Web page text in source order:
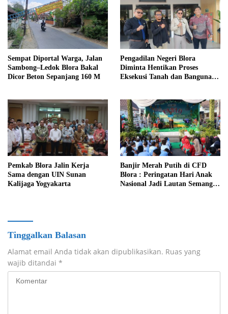
Sempat Diportal Warga, Jalan
Sambong–Ledok Blora Bakal
Dicor Beton Sepanjang 160 M
Pengadilan Negeri Blora
Diminta Hentikan Proses
Eksekusi Tanah dan Bangunan
‎Pemkab Blora Jalin Kerja
Sama dengan UIN Sunan
Kalijaga Yogyakarta
Banjir Merah Putih di CFD
Blora : Peringatan Hari Anak
Nasional Jadi Lautan Semangat
Tinggalkan Balasan
Alamat email Anda tidak akan dipublikasikan. Ruas yang
wajib ditandai *